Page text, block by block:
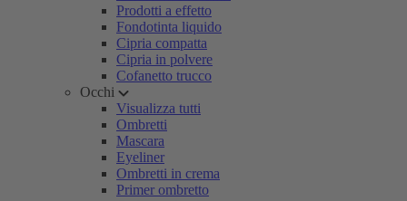
Prodotti a effetto
Fondotinta liquido
Cipria compatta
Cipria in polvere
Cofanetto trucco
Occhi
Visualizza tutti
Ombretti
Mascara
Eyeliner
Ombretti in crema
Primer ombretto